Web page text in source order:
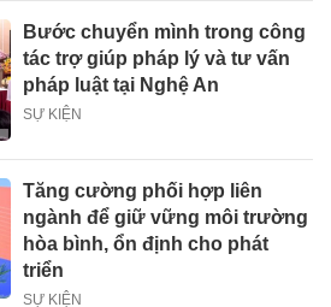
Bước chuyển mình trong công
tác trợ giúp pháp lý và tư vấn
pháp luật tại Nghệ An
SỰ KIỆN
Tăng cường phối hợp liên
ngành để giữ vững môi trường
hòa bình, ổn định cho phát
triển
SỰ KIỆN